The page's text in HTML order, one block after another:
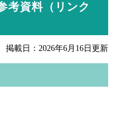
考資料（リンク
掲載日：2026年6月16日更新